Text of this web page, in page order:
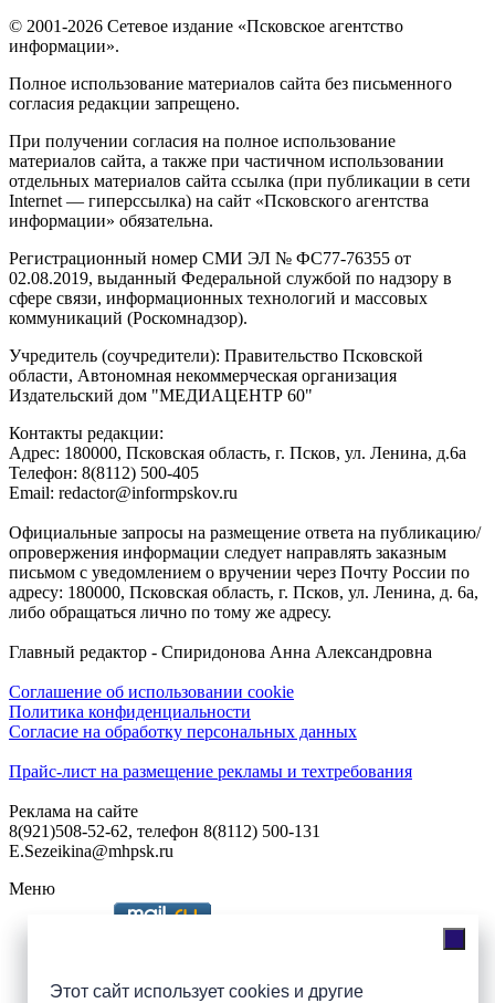
Этот сайт использует cookies и другие
© 2001-2026 Сетевое издание «Псковское агентство
информации».
Полное использование материалов сайта без письменного
согласия редакции запрещено.
При получении согласия на полное использование
материалов сайта, а также при частичном использовании
отдельных материалов сайта ссылка (при публикации в сети
Internet — гиперссылка) на сайт «Псковского агентства
информации» обязательна.
Регистрационный номер СМИ ЭЛ № ФС77-76355 от
02.08.2019, выданный Федеральной службой по надзору в
сфере связи, информационных технологий и массовых
коммуникаций (Роскомнадзор).
Учредитель (соучредители): Правительство Псковской
области, Автономная некоммерческая организация
Издательский дом "МЕДИАЦЕНТР 60"
Контакты редакции:
Адреc: 180000, Псковская область, г. Псков, ул. Ленина, д.6а
Телефон: 8(8112) 500-405
Email: redactor@informpskov.ru
Официальные запросы на размещение ответа на публикацию/
опровержения информации следует направлять заказным
письмом с уведомлением о вручении через Почту России по
адресу: 180000, Псковская область, г. Псков, ул. Ленина, д. 6а,
либо обращаться лично по тому же адресу.
Главный редактор - Спиридонова Анна Александровна
Соглашение об использовании cookie
Политика конфиденциальности
Согласие на обработку персональных данных
Прайс-лист на размещение рекламы и техтребования
Реклама на сайте
8(921)508-52-62, телефон 8(8112) 500-131
E.Sezeikina@mhpsk.ru
Меню